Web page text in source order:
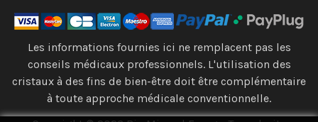
Les informations fournies ici ne remplacent pas les
conseils médicaux professionnels. L'utilisation des
cristaux à des fins de bien-être doit être complémentaire
à toute approche médicale conventionnelle.